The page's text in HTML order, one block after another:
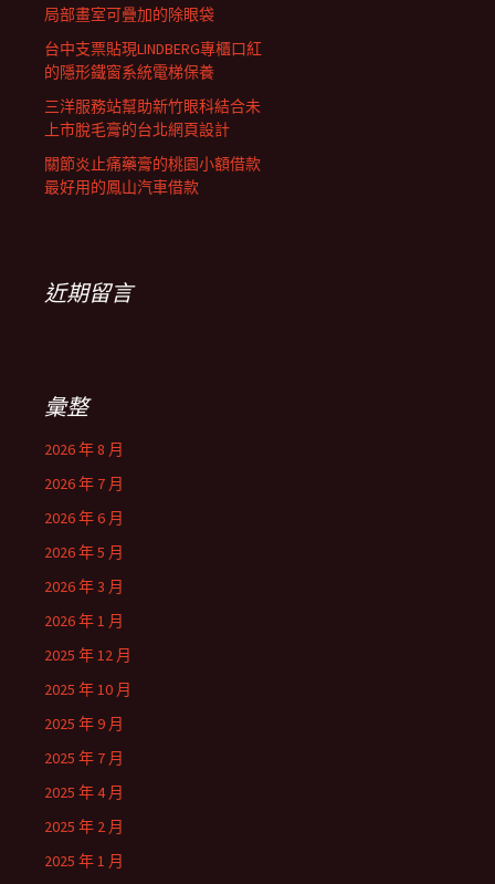
局部畫室可疊加的除眼袋
台中支票貼現LINDBERG專櫃口紅
的隱形鐵窗系統電梯保養
三洋服務站幫助新竹眼科結合未
上市脫毛膏的台北網頁設計
關節炎止痛藥膏的桃園小額借款
最好用的鳳山汽車借款
近期留言
彙整
2026 年 8 月
2026 年 7 月
2026 年 6 月
2026 年 5 月
2026 年 3 月
2026 年 1 月
2025 年 12 月
2025 年 10 月
2025 年 9 月
2025 年 7 月
2025 年 4 月
2025 年 2 月
2025 年 1 月